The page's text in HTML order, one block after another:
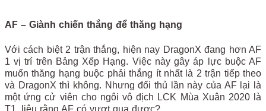
AF – Giành chiến thắng để thăng hạng
Với cách biệt 2 trận thắng, hiện nay DragonX đang hơn AF
1 vị trí trên Bảng Xếp Hạng. Việc này gây áp lực buộc AF
muốn thăng hạng buộc phải thắng ít nhất là 2 trận tiếp theo
và DragonX thì không. Nhưng đối thủ lần này của AF lại là
một ứng cử viên cho ngôi vô địch LCK Mùa Xuân 2020 là
T1, liệu rằng AF có vượt qua được?